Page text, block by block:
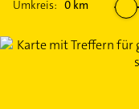
Umkreis: 0 km